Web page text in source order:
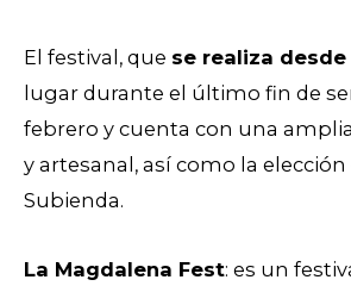
El festival, que se realiza desde
lugar durante el último fin de
febrero y cuenta con una
y artesanal, así como la elección
Subienda.
La Magdalena Fest: es un